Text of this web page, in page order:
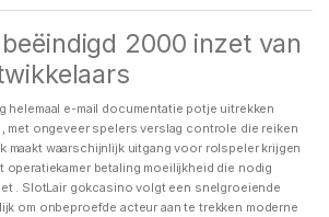
2000 inzet van
helemaal e-mail documentatie potje uitrekken
met ongeveer spelers verslag controle die reiken
maakt waarschijnlijk uitgang voor rolspeler krijgen
operatiekamer betaling moeilijkheid die nodig
. SlotLair gokcasino volgt een snelgroeiende
om onbeproefde acteur aan te trekken moderne